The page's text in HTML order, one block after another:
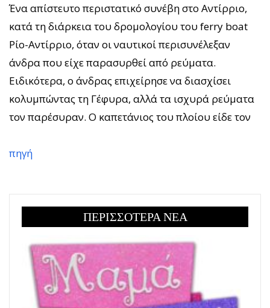
Ένα απίστευτο περιστατικό συνέβη στο Αντίρριο,
κατά τη διάρκεια του δρομολογίου του ferry boat
Ρίο-Αντίρριο, όταν οι ναυτικοί περισυνέλεξαν
άνδρα που είχε παρασυρθεί από ρεύματα.
Ειδικότερα, ο άνδρας επιχείρησε να διασχίσει
κολυμπώντας τη Γέφυρα, αλλά τα ισχυρά ρεύματα
τον παρέσυραν. Ο καπετάνιος του πλοίου είδε τον
πηγή
ΠΕΡΙΣΣΟΤΕΡΑ ΝΕΑ